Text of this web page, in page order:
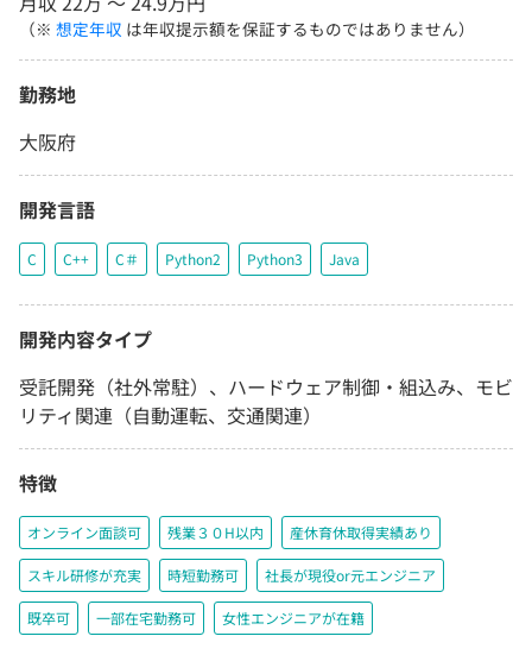
（※ 想定年収 は年収提示額を保証するものではありません）
勤務地
大阪府
開発言語
C C++ C＃ Python2 Python3 Java
開発内容タイプ
受託開発（社外常駐）、ハードウェア制御・組込み、モビ
リティ関連（自動運転、交通関連）
特徴
オンライン面談可 残業３０H以内 産休育休取得実績あり
スキル研修が充実 時短勤務可 社長が現役or元エンジニア
既卒可 一部在宅勤務可 女性エンジニアが在籍